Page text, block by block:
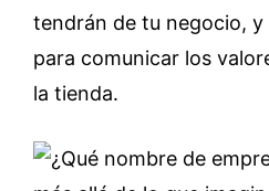
tendrán de tu negocio,
para comunicar los
la tienda.